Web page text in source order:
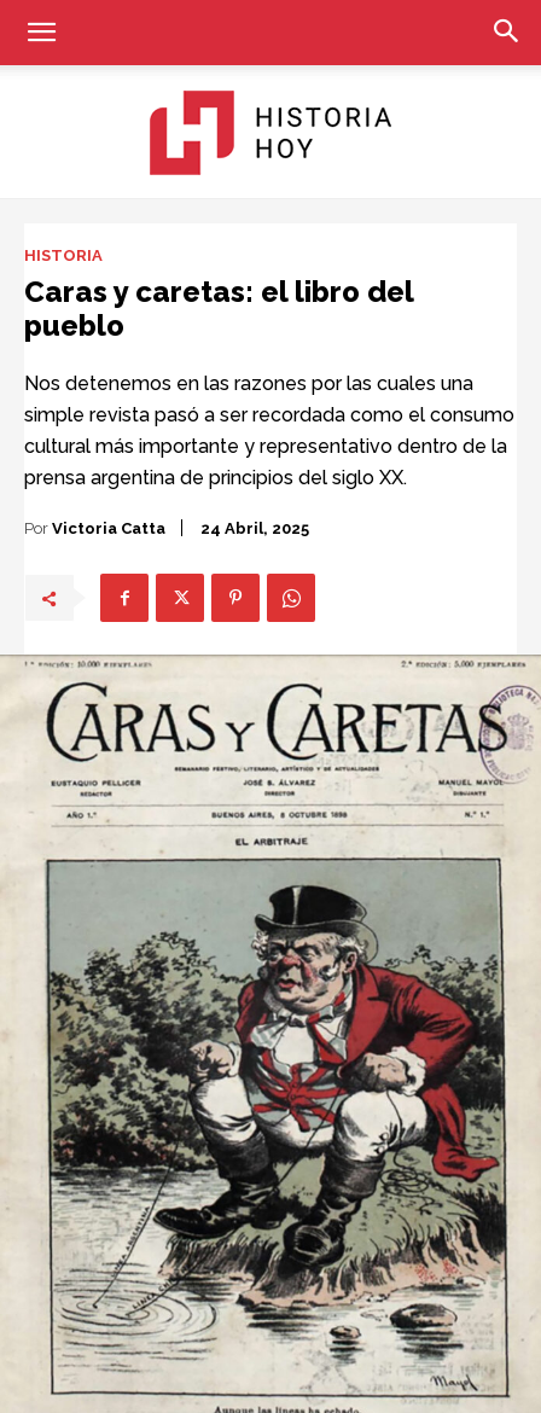
HISTORIA
Caras y caretas: el libro del
pueblo
Nos detenemos en las razones por las cuales una
simple revista pasó a ser recordada como el consumo
cultural más importante y representativo dentro de la
prensa argentina de principios del siglo XX.
Por Victoria Catta 24 Abril, 2025